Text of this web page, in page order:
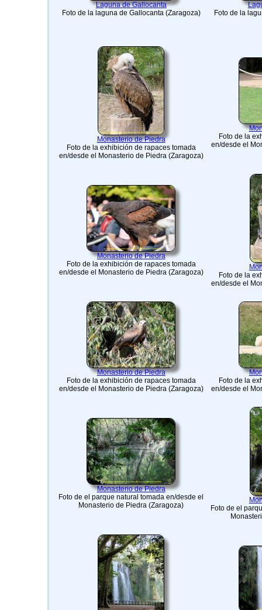
Laguna de Gallocanta
Foto de la laguna de Gallocanta (Zaragoza)
Foto de la
Monasterio de Piedra
Foto de la exhibición de rapaces tomada
en/desde el Monasterio de Piedra (Zaragoza)
Foto de la
en/desde el
Monasterio de Piedra
Foto de la exhibición de rapaces tomada
en/desde el Monasterio de Piedra (Zaragoza)
Foto de la
en/desde el
Monasterio de Piedra
Foto de la exhibición de rapaces tomada
en/desde el Monasterio de Piedra (Zaragoza)
Foto de la
en/desde el
Monasterio de Piedra
Foto de el parque natural tomada en/desde el
Monasterio de Piedra (Zaragoza)
Foto de el